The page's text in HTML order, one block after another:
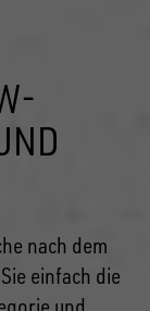
nach dem
einfach die